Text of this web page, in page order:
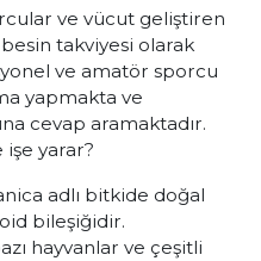
ve vücut geliştiren
takviyesi olarak
ve amatör sporcu
yapmakta ve
cevap aramaktadır.
yarar?
adlı bitkide doğal
bileşiğidir.
hayvanlar ve çeşitli